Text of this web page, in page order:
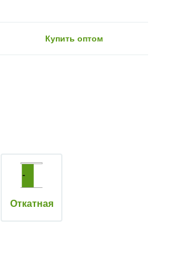
Купить оптом
Откатная